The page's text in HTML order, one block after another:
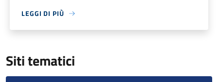
LEGGI DI PIÙ
Siti tematici